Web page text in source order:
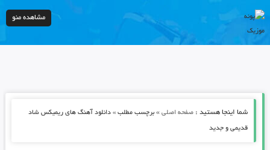
مشاهده منو
شما اینجا هستید : صفحه اصلی» برچسب مطلب » دانلود آهنگ های ریمیکس شاد
قدیمی و جدید